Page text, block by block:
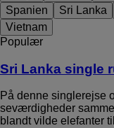
Spanien
Sri Lanka
Vietnam
Populær
Sri Lanka single
På denne singlerejse
seværdigheder
blandt vilde elefanter